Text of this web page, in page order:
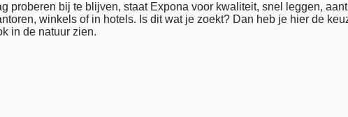
proberen bij te blijven, staat Expona voor kwaliteit, snel leggen,
winkels of in hotels. Is dit wat je zoekt? Dan heb je hier de
in de natuur zien.